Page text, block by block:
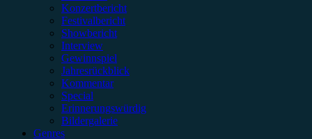
Konzertbericht
Festivalbericht
Showbericht
Interview
Gewinnspiel
Jahresrückblick
Kommentar
Special
Erinnerungswürdig
Bildergalerie
Genres